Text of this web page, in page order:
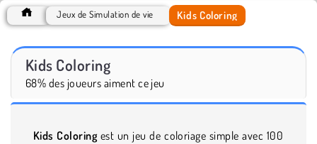
Jeux de Simulation de vie Kids Coloring
Kids Coloring
68% des joueurs aiment ce jeu
Kids Coloringest un jeu de coloriage simple avec 100